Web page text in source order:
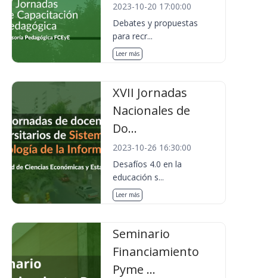
2023-10-20 17:00:00
Debates y propuestas
para recr...
Leer más
XVII Jornadas
Nacionales de
Do...
2023-10-26 16:30:00
Desafíos 4.0 en la
educación s...
Leer más
Seminario
Financiamiento
Pyme ...